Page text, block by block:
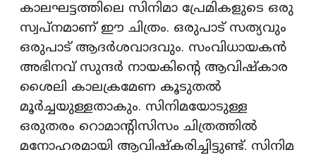
കാലഘട്ടത്തിലെ സിനിമാ പ്രേമികളുടെ ഒരു
സ്വപ്നമാണ് ഈ ചിത്രം. ഒരുപാട് സത്യവും
ഒരുപാട് ആദര്‍ശവാദവും. സംവിധായകന്‍
അഭിനവ് സുന്ദര്‍ നായകിന്റെ ആവിഷ്‌കാര
ശൈലി കാലക്രമേണ കൂടുതല്‍
മൂര്‍ച്ചയുള്ളതാകും. സിനിമയോടുള്ള
ഒരുതരം റൊമാന്റിസിസം ചിത്രത്തില്‍
മനോഹരമായി ആവിഷ്‌കരിച്ചിട്ടുണ്ട്. സിനിമ